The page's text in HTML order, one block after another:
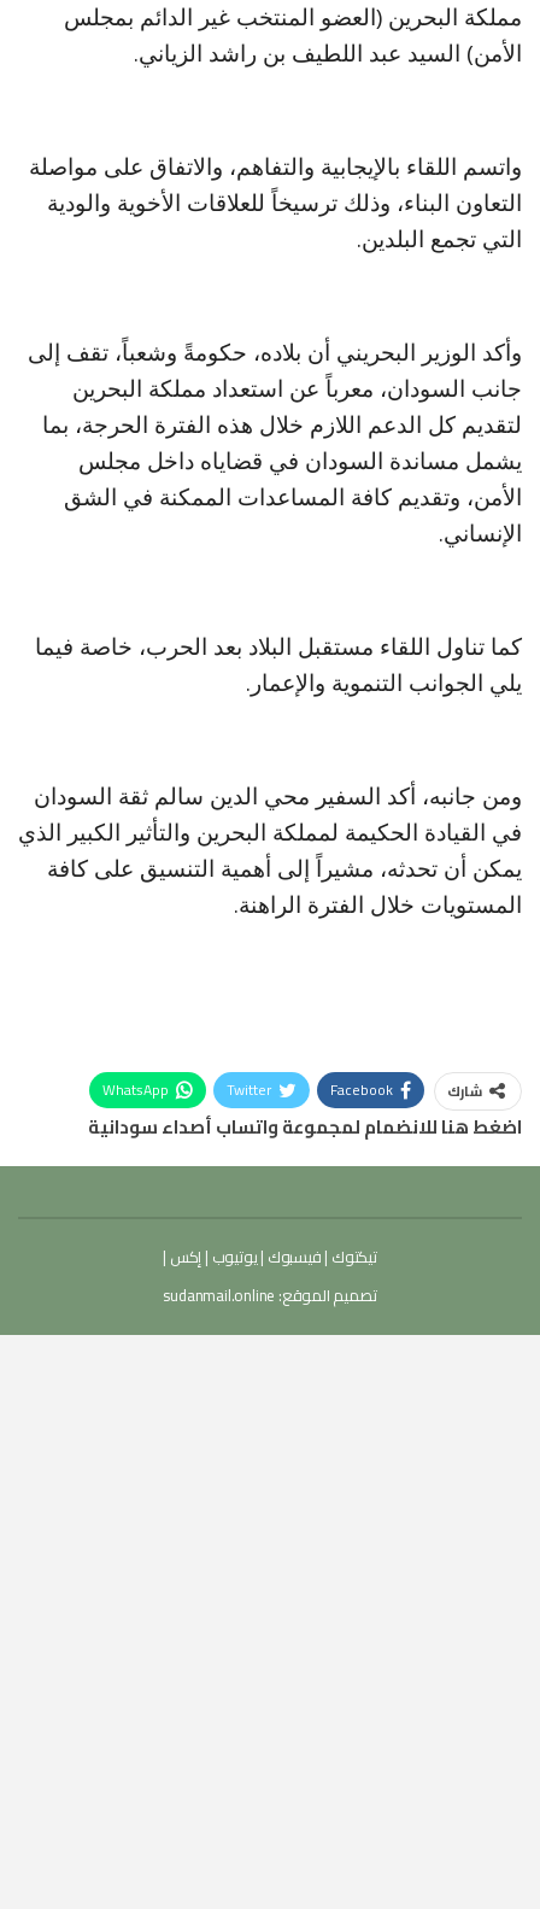
مملكة البحرين (العضو المنتخب غير الدائم بمجلس
الأمن) السيد عبد اللطيف بن راشد الزياني.
واتسم اللقاء بالإيجابية والتفاهم، والاتفاق على مواصلة
التعاون البناء، وذلك ترسيخاً للعلاقات الأخوية والودية
التي تجمع البلدين.
وأكد الوزير البحريني أن بلاده، حكومةً وشعباً، تقف إلى
جانب السودان، معرباً عن استعداد مملكة البحرين
لتقديم كل الدعم اللازم خلال هذه الفترة الحرجة، بما
يشمل مساندة السودان في قضاياه داخل مجلس
الأمن، وتقديم كافة المساعدات الممكنة في الشق
الإنساني.
كما تناول اللقاء مستقبل البلاد بعد الحرب، خاصة فيما
يلي الجوانب التنموية والإعمار.
ومن جانبه، أكد السفير محي الدين سالم ثقة السودان
في القيادة الحكيمة لمملكة البحرين والتأثير الكبير الذي
يمكن أن تحدثه، مشيراً إلى أهمية التنسيق على كافة
المستويات خلال الفترة الراهنة.
شارك Facebook
Twitter
WhatsApp
اضغط هنا للانضمام لمجموعة واتساب أصداء سودانية
تيكتوك |فيسبوك |يوتيوب |إكس |
تصميم الموقع: sudanmail.online